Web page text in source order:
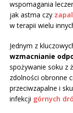
wspomagania
jak astma czy
w terapii wielu
Jednym z
wzmacnianie
spożywanie soku z
zdolności obronne
przeciwzapalne i
infekcji górnych